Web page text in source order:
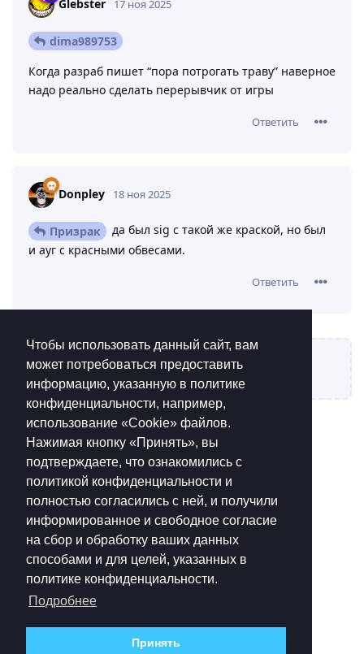
Чтобы использовать данный сайт, вам
может потребоваться предоставить
информацию, указанную в политике
конфиденциальности, например,
использование «Cookie»‎ файлов.
Нажимая кнопку «Принять», вы
подтверждаете, что ознакомились с
политикой конфиденциальности и
полностью согласились с ней, и получили
информированное и свободное согласие
на сбор и обработку ваших данных
способами и для целей, указанных в
политике конфиденциальности.
Подробнее
Принять
Glebster 17 ноя 2025
dima989753
Когда разраб пишет “пора потрогать траву” наверное
надо реально сделать перерывчик от игры
Ответить
Donpley 18 ноя 2025
Призрак
да был sig с такой же краской, но был
и ауг с красными обвесами.
Ответить
Написать ответ...